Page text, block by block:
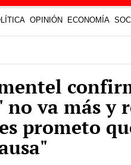
OPINIÓN ECONOMÍA
no va más y
prometo